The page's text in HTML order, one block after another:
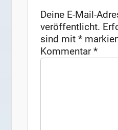
Deine E-Mail-
veröffentlicht.
sind mit*
Kommentar*